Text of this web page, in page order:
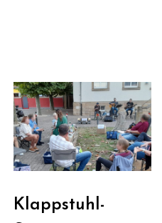
Klappstuhl-